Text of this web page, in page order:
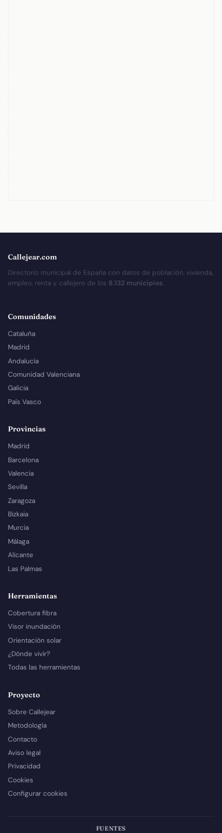
Callejear.com
Directorio municipal de España con datos de población, vivienda,
empleo, renta y callejero de los 8.132 municipios.
Comunidades
Cataluña
Madrid
Andalucía
Comunidad Valenciana
Galicia
País Vasco
Provincias
Madrid
Barcelona
Valencia
Sevilla
Zaragoza
Bizkaia
Murcia
Málaga
Alicante
Las Palmas
Herramientas
Cobertura fibra
Visor inundación
Orientación solar
¿Dónde vivir?
Todas las herramientas
Proyecto
Sobre Callejear
Metodología
Contacto
Aviso legal
Privacidad
Cookies
Configurar cookies
FUENTES